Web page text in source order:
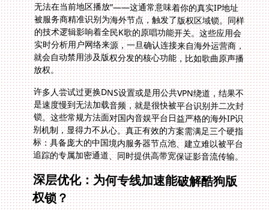
放权。
许多人尝试过更换DNS设置或是用公共VPN绕道，结果不
是速度慢到无法加载音频，就是很快被平台识别并二次封
锁。这些常规方法面对国内音娱平台日益严格的海外IP识
别机制，显得力不从心。真正有效的方案需满足三个硬指
标：具备庞大的中国境内服务器节点池、建立难以被平台
追踪的专属加密通道、同时提供高带宽保证影音流传输。
深层优化：为何专线加速能破解酷狗版
权锁？